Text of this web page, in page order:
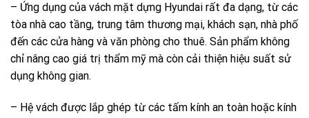
– Ứng dụng của vách mặt dựng Hyundai rất đa dạng, từ các
tòa nhà cao tầng, trung tâm thương mại, khách sạn, nhà phố
đến các cửa hàng và văn phòng cho thuê. Sản phẩm không
chỉ nâng cao giá trị thẩm mỹ mà còn cải thiện hiệu suất sử
dụng không gian.
– Hệ vách được lắp ghép từ các tấm kính an toàn hoặc kính